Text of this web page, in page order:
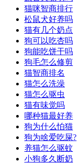
猫咪智商排行
松鼠犬好养吗
猫有几个奶点
狗可以吃杏吗
狗能吃饼干吗
狗毛怎么修剪
猫智商排名
猫怎么洗澡
猫怎么驱虫
猫有味觉吗
哪种猫最好养
狗为什么怕猫
狗为啥爱吃屎?
养猫怎么驱蚊
小狗多久断奶